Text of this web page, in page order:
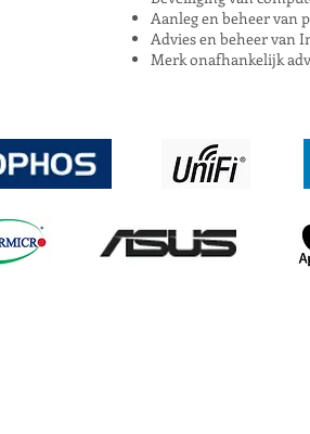
Aanleg en beheer van
Advies en beheer van
Merk onafhankelijk